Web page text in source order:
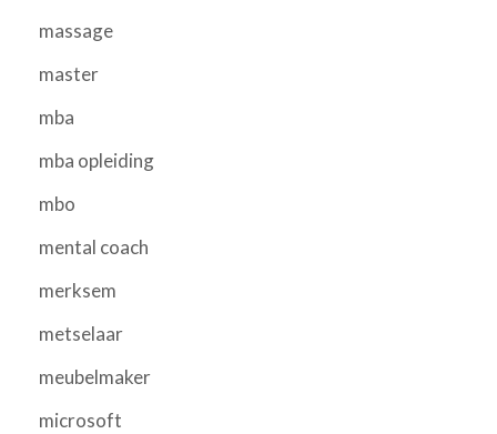
massage
master
mba
mba opleiding
mbo
mental coach
merksem
metselaar
meubelmaker
microsoft